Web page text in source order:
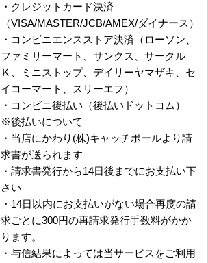
・クレジットカード決済
（VISA/MASTER/JCB/AMEX/ダイナース）
・コンビニエンスストア決済（ローソン、
ファミリーマート、サンクス、サークル
Ｋ、ミニストップ、デイリーヤマザキ、セ
イコーマート、スリーエフ）
・コンビニ後払い（後払いドットコム）
※後払いについて
・当店にかわり(株)キャッチボールより請
求書が送られます
・請求書発行から14日後までにお支払い下
さい
・14日以内にお支払いがない場合再度の請
求ごとに300円の再請求発行手数料がかか
ります。
・与信結果によっては当サービスをご利用